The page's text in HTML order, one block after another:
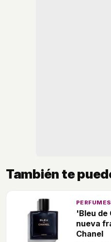
También te
PERFUMES
'Bleu de
nueva
Chanel